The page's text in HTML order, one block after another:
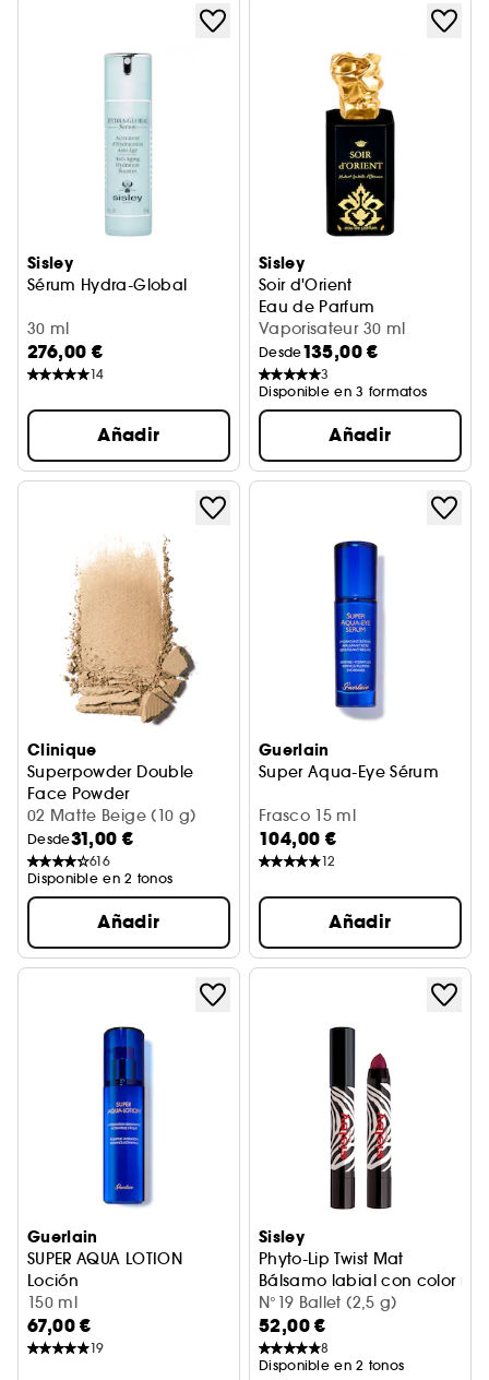
Sisley
Sérum Hydra-Global
30 ml
276,00 €
14
Añadir
Sisley
Soir d'Orient
Eau de Parfum
Vaporisateur 30 ml
Desde135,00 €
3
Disponible en 3 formatos
Añadir
Clinique
Superpowder Double
Face Powder
Super Polvo Doble Efecto
02 Matte Beige (10 g)
Desde31,00 €
616
Disponible en 2 tonos
Añadir
Guerlain
Super Aqua-Eye Sérum
Frasco 15 ml
104,00 €
12
Añadir
Guerlain
SUPER AQUA LOTION
Loción
150 ml
67,00 €
19
Sisley
Phyto-Lip Twist Mat
Bálsamo labial con color
N°19 Ballet (2,5 g)
52,00 €
8
Disponible en 2 tonos